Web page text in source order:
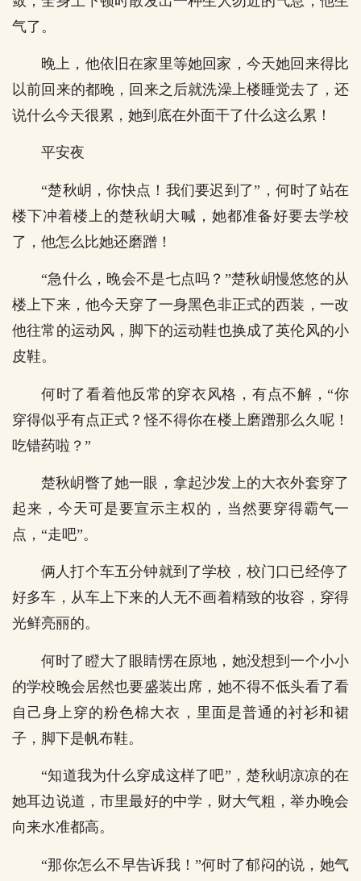
气了。
晚上，他依旧在家里等她回家，今天她回来得比
以前回来的都晚，回来之后就洗澡上楼睡觉去了，还
说什么今天很累，她到底在外面干了什么这么累！
平安夜
“楚秋岄，你快点！我们要迟到了”，何时了站在
楼下冲着楼上的楚秋岄大喊，她都准备好要去学校
了，他怎么比她还磨蹭！
“急什么，晚会不是七点吗？”楚秋岄慢悠悠的从
楼上下来，他今天穿了一身黑色非正式的西装，一改
他往常的运动风，脚下的运动鞋也换成了英伦风的小
皮鞋。
何时了看着他反常的穿衣风格，有点不解，“你
穿得似乎有点正式？怪不得你在楼上磨蹭那么久呢！
吃错药啦？”
楚秋岄瞥了她一眼，拿起沙发上的大衣外套穿了
起来，今天可是要宣示主权的，当然要穿得霸气一
点，“走吧”。
俩人打个车五分钟就到了学校，校门口已经停了
好多车，从车上下来的人无不画着精致的妆容，穿得
光鲜亮丽的。
何时了瞪大了眼睛愣在原地，她没想到一个小小
的学校晚会居然也要盛装出席，她不得不低头看了看
自己身上穿的粉色棉大衣，里面是普通的衬衫和裙
子，脚下是帆布鞋。
“知道我为什么穿成这样了吧”，楚秋岄凉凉的在
她耳边说道，市里最好的中学，财大气粗，举办晚会
向来水准都高。
“那你怎么不早告诉我！”何时了郁闷的说，她气